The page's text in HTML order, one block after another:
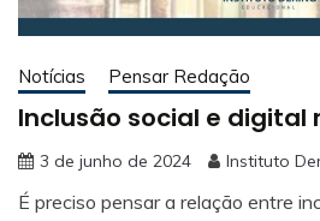
Notícias Pensar Redação
Inclusão social e digital
3 de junho de 2024 Instituto
É preciso pensar a relação entre